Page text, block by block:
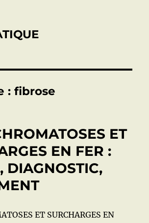
:fibrose
ET
EN FER :
DIAGNOSTIC,
ET SURCHARGES EN